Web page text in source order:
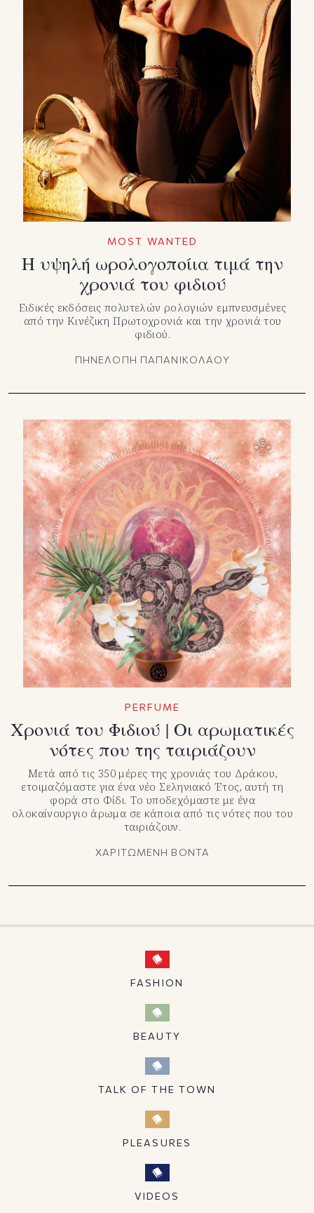
MOST WANTED
Η υψηλή ωρολογοποίια τιμά την
χρονιά του φιδιού
Ειδικές εκδόσεις πολυτελών ρολογιών εμπνευσμένες
από την Κινέζικη Πρωτοχρονιά και την χρονιά του
φιδιού.
ΠΗΝΕΛΟΠΗ ΠΑΠΑΝΙΚΟΛΑΟΥ
PERFUME
Χρονιά του Φιδιού | Οι αρωματικές
νότες που της ταιριάζουν
Μετά από τις 350 μέρες της χρονιάς του Δράκου,
ετοιμαζόμαστε για ένα νέο Σεληνιακό Έτος, αυτή τη
φορά στο Φίδι. Το υποδεχόμαστε με ένα
ολοκαίνουργιο άρωμα σε κάποια από τις νότες που του
ταιριάζουν.
ΧΑΡΙΤΩΜΕΝΗ ΒΟΝΤΑ
FASHION
BEAUTY
TALK OF THE TOWN
PLEASURES
VIDEOS